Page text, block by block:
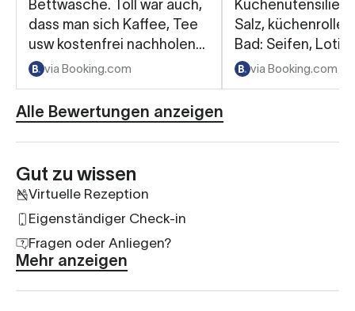
Bettwäsche. Toll war auch,
dass man sich Kaffee, Tee
usw kostenfrei nachholen
konnte.
via Booking.com
Küchenutensilien:
Salz,
Bad: Seifen,
Es ist alles
Kaffee war im
via Booking.com
Alle Bewertungen anzeigen
Gut zu wissen
Virtuelle Rezeption
Eigenständiger Check-in
Fragen oder Anliegen?
Mehr anzeigen